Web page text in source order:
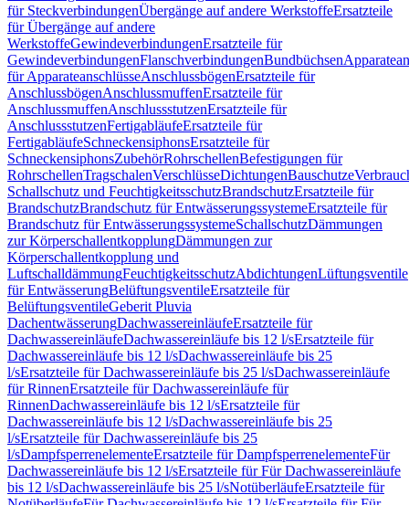
für SteckverbindungenÜbergänge auf andere WerkstoffeErsatzteile
für Übergänge auf andere
WerkstoffeGewindeverbindungenErsatzteile für
GewindeverbindungenFlanschverbindungenBundbüchsen
für ApparateanschlüsseAnschlussbögenErsatzteile für
AnschlussbögenAnschlussmuffenErsatzteile für
AnschlussmuffenAnschlussstutzenErsatzteile für
AnschlussstutzenFertigabläufeErsatzteile für
FertigabläufeSchneckensiphonsErsatzteile für
SchneckensiphonsZubehörRohrschellenBefestigungen für
RohrschellenTragschalenVerschlüsseDichtungenBauschutze
Schallschutz und FeuchtigkeitsschutzBrandschutzErsatzteile für
BrandschutzBrandschutz für EntwässerungssystemeErsatzteile für
Brandschutz für EntwässerungssystemeSchallschutzDämmungen
zur KörperschallentkopplungDämmungen zur
Körperschallentkopplung und
LuftschalldämmungFeuchtigkeitsschutzAbdichtungenLüftungsventile
für EntwässerungBelüftungsventileErsatzteile für
BelüftungsventileGeberit Pluvia
DachentwässerungDachwassereinläufeErsatzteile für
DachwassereinläufeDachwassereinläufe bis 12 l/sErsatzteile für
Dachwassereinläufe bis 12 l/sDachwassereinläufe bis 25
l/sErsatzteile für Dachwassereinläufe bis 25 l/sDachwassereinläufe
für RinnenErsatzteile für Dachwassereinläufe für
RinnenDachwassereinläufe bis 12 l/sErsatzteile für
Dachwassereinläufe bis 12 l/sDachwassereinläufe bis 25
l/sErsatzteile für Dachwassereinläufe bis 25
l/sDampfsperrenelementeErsatzteile für DampfsperrenelementeFür
Dachwassereinläufe bis 12 l/sErsatzteile für Für Dachwassereinläufe
bis 12 l/sDachwassereinläufe bis 25 l/sNotüberläufeErsatzteile für